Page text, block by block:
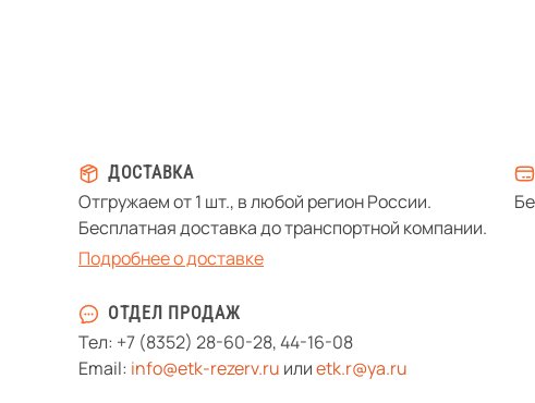
ДОСТАВКА
Отгружаем от 1 шт., в любой регион России.
Бесплатная доставка до транспортной компании.
Подробнее о доставке
ОТДЕЛ ПРОДАЖ
Тел: +7 (8352) 28-60-28,44-16-08
Email: info@etk-rezerv.ru илиetk.r@ya.ru